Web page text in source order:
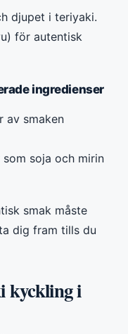
djupet i teriyaki.
för autentisk
ingredienser
av smaken
som soja och mirin
smak måste
dig fram tills du
kyckling i